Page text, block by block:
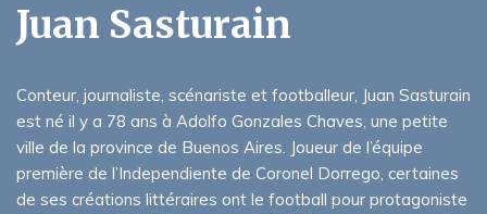
Juan Sasturain
Conteur, journaliste, scénariste et footballeur, Juan Sasturain
est né il y a 78 ans à Adolfo Gonzales Chaves, une petite
ville de la province de Buenos Aires. Joueur de l’équipe
première de l’Independiente de Coronel Dorrego, certaines
de ses créations littéraires ont le football pour protagoniste